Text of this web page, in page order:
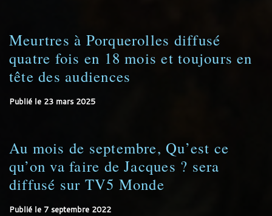
Meurtres à Porquerolles diffusé
quatre fois en 18 mois et toujours en
tête des audiences
Publié le 23 mars 2025
Au mois de septembre, Qu’est ce
qu’on va faire de Jacques ? sera
diffusé sur TV5 Monde
Publié le 7 septembre 2022